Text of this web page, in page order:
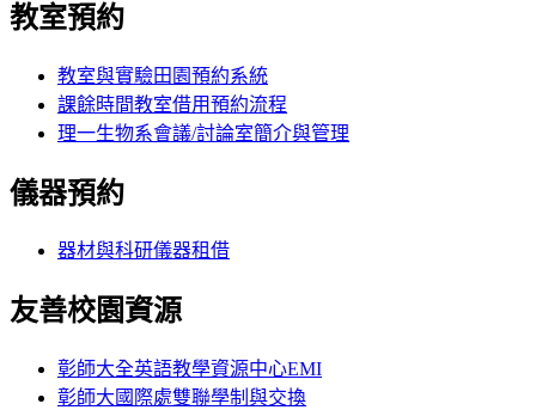
教室預約
教室與實驗田園預約系統
課餘時間教室借用預約流程
理一生物系會議/討論室簡介與管理
儀器預約
器材與科研儀器租借
友善校園資源
彰師大全英語教學資源中心EMI
彰師大國際處雙聯學制與交換